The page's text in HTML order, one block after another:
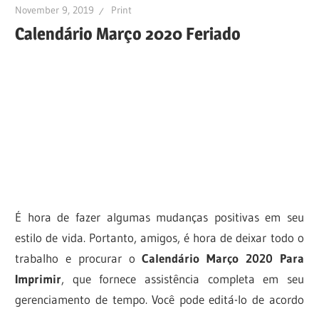
November 9, 2019 Print
Calendário Março 2020 Feriado
É hora de fazer algumas mudanças positivas em seu
estilo de vida. Portanto, amigos, é hora de deixar todo o
trabalho e procurar oCalendário Março 2020 Para
Imprimir, que fornece assistência completa em seu
gerenciamento de tempo. Você pode editá-lo de acordo